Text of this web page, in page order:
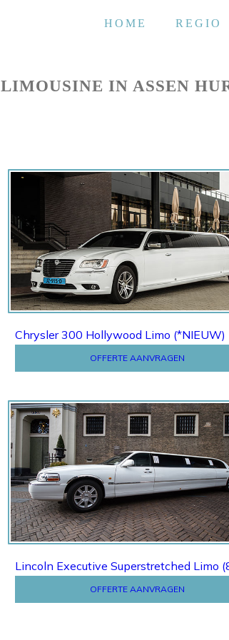
HOME REGIO
LIMOUSINE IN ASSEN
Offerte
OFFERTE AANVRAGEN
Offerte
OFFERTE AANVRAGEN